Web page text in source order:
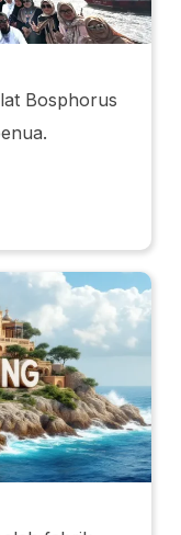
Bosphorus